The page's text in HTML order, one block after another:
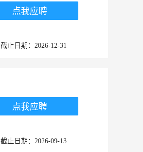
点我应聘
截止日期：2026-12-31
点我应聘
截止日期：2026-09-13